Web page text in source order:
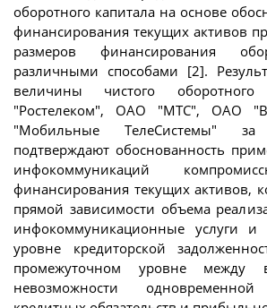
оборотного капитала на основе
финансирования текущих активов
размеров финансирования
различными способами [2].
величины чистого
"Ростелеком", ОАО "МТС", ОАО
"Мобильные ТелеСистемы"
подтверждают обоснованность
инфокоммуникаций
финансирования текущих активов,
прямой зависимости объема
инфокоммуникационные услуги и
уровне кредиторской
промежуточном уровне между
невозможности